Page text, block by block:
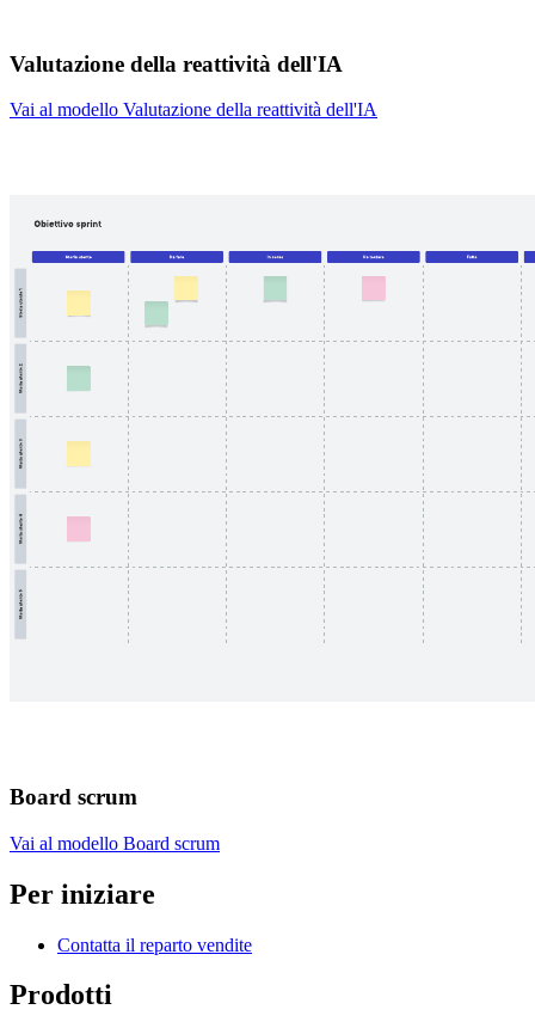
Valutazione della reattività dell'IA
Vai al modello Valutazione della reattività dell'IA
Board scrum
Vai al modello Board scrum
Per iniziare
Contatta il reparto vendite
Prodotti